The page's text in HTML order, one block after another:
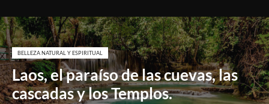
BELLEZA NATURAL Y ESPIRITUAL
Laos, el paraíso de las cuevas, las
cascadas y los Templos.